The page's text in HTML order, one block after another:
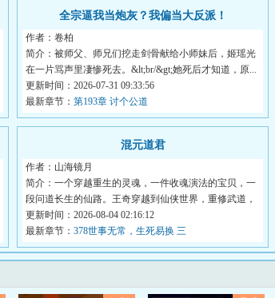
全宗逼我当炮灰？我偏当大反派！
作者：卷柏
简介：被师父、师兄们挖走剑骨献给小师妹后，姬瑶光
在一片骂声里凄惨死去。&lt;br/&gt;她死后才知道，原...
更新时间：2026-07-31 09:33:56
最新章节： 第193章 讨个公道
混元道君
作者：山海镜月
简介：一个穿越重生的灵魂，一件收魂演法的宝贝，一
段问道长生的仙路。王奇穿越到仙侠世界，重修武道，
炼...
更新时间：2026-08-04 02:16:12
最新章节： 378世事无常，生死易换 三